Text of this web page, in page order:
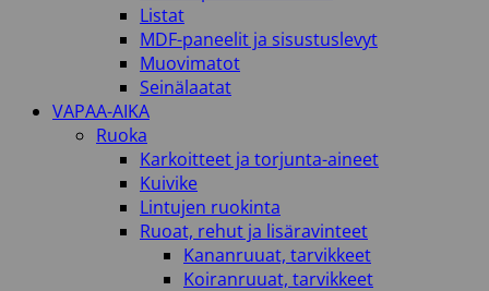
Listat
MDF-paneelit ja sisustuslevyt
Muovimatot
Seinälaatat
VAPAA-AIKA
Ruoka
Karkoitteet ja torjunta-aineet
Kuivike
Lintujen ruokinta
Ruoat, rehut ja lisäravinteet
Kananruuat, tarvikkeet
Koiranruuat, tarvikkeet